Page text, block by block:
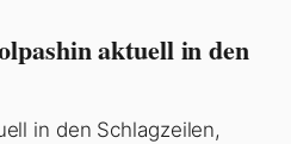
aktuell in den
in den Schlagzeilen,